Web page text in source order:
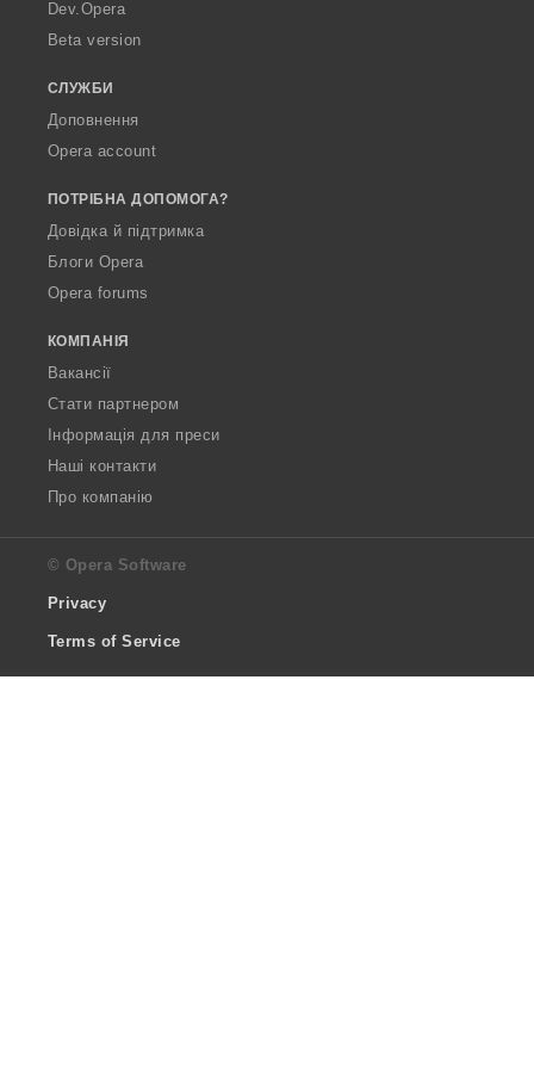
Dev.Opera
Beta version
СЛУЖБИ
Доповнення
Opera account
ПОТРІБНА ДОПОМОГА?
Довідка й підтримка
Блоги Opera
Opera forums
КОМПАНІЯ
Вакансії
Стати партнером
Інформація для преси
Наші контакти
Про компанію
© Opera Software
Privacy
Terms of Service